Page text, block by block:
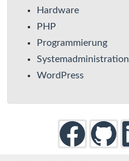
Hardware
PHP
Programmierung
Systemadministration
WordPress